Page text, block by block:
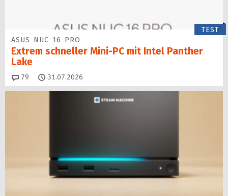
TEST
ASUS NUC 16 PRO
Extrem schneller Mini-PC mit Intel Panther
Lake
79 Kommentare
31.07.2026